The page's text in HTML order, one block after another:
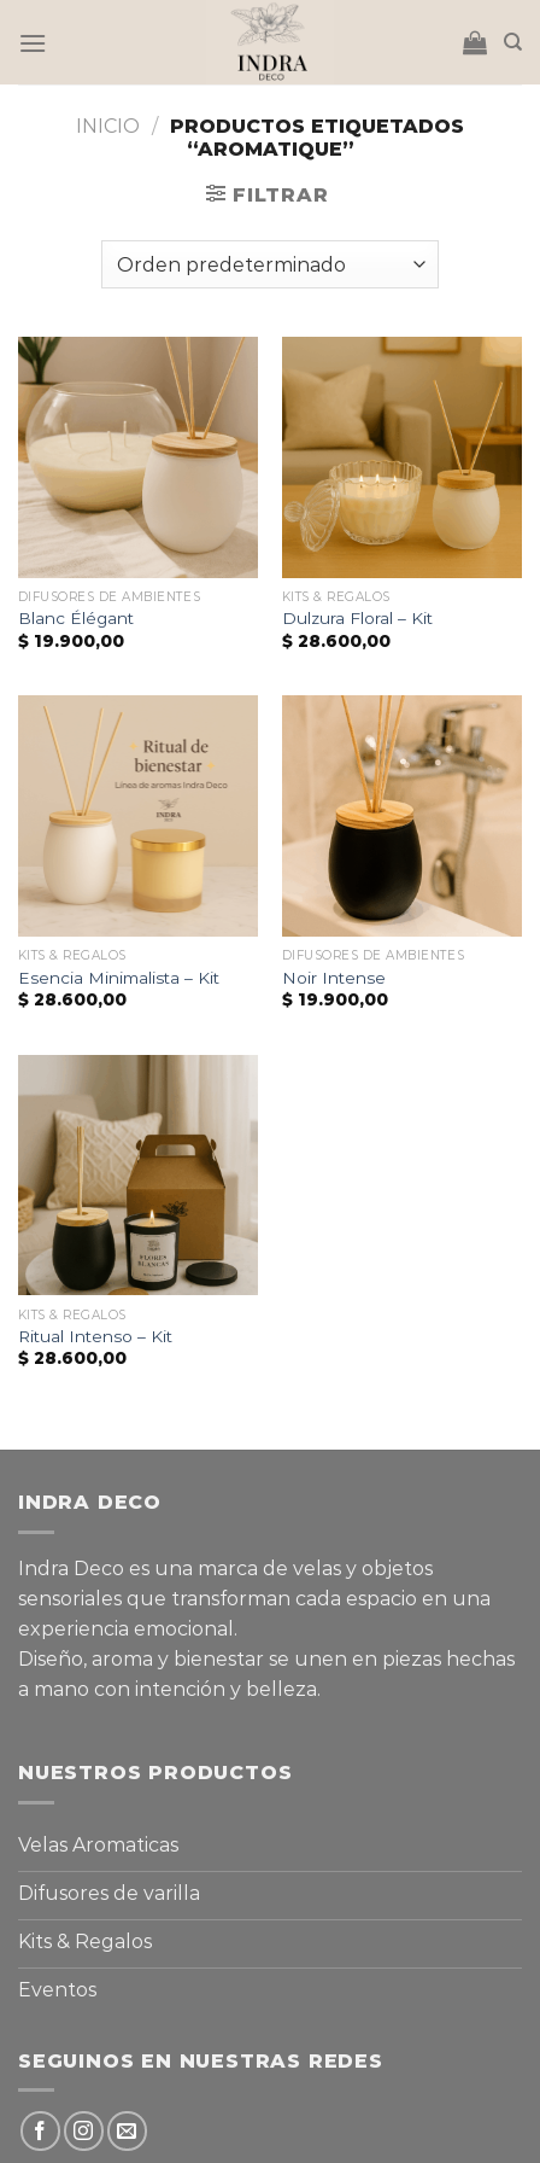
INICIO / PRODUCTOS ETIQUETADOS
“AROMATIQUE”
FILTRAR
DIFUSORES DE AMBIENTES
Blanc Élégant
$19.900,00
KITS & REGALOS
Dulzura Floral – Kit
$28.600,00
KITS & REGALOS
Esencia Minimalista – Kit
$28.600,00
DIFUSORES DE AMBIENTES
Noir Intense
$19.900,00
KITS & REGALOS
Ritual Intenso – Kit
$28.600,00
INDRA DECO
Indra Deco es una marca de velas y objetos
sensoriales que transforman cada espacio en una
experiencia emocional.
Diseño, aroma y bienestar se unen en piezas hechas
a mano con intención y belleza.
NUESTROS PRODUCTOS
Velas Aromaticas
Difusores de varilla
Kits & Regalos
Eventos
SEGUINOS EN NUESTRAS REDES